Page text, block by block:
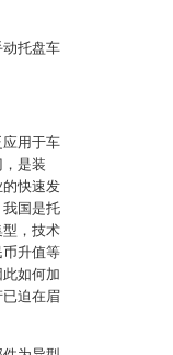
托盘车
用于车
是装
快速发
国是托
，技术
升值等
如何加
迫在眉